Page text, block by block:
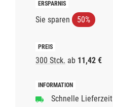
Sie sparen 50%
300 Stck. ab 11,42 €
Schnelle Lieferzeit